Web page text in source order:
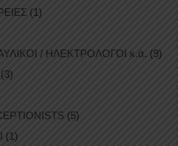
(1)
/ ΗΛΕΚΤΡΟΛΟΓΟΙ κ.ά. (9)
(3)
(5)
(1)